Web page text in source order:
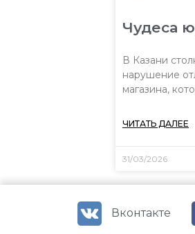
Чудеса
В Казани
нарушение
магазина,
ЧИТАТЬ ДАЛЕЕ
31/03/2026
Вконтакте